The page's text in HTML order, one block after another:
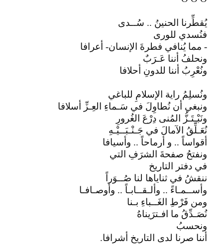
يُقطِّرنا الحنينُ .. سُــدى
فنُسدي للورى
- مما يُنافي فطرةَ الإنسان- أعرافا
ونحلفُ أننا عَـرَبٌ
ونُعْرِبُ أننا للدونِ أحلافا
ونُسلِمُ راية الإسلامِ للباغي
ونبغي أن نُطاوِلَ في سَـماءِ العِـزِّ أسلافا
ونَبْـتَـزُّ المُنى دِرْعَ الغُرورِ
نُعَـلِّقُ الآمالَ في جَـنْـبَــيْـهِ
أقواساً .. و أرماحاً .. وأسيافا
ونفتحُ صفحةَ الشرَفِ التي
في دفتر التاريخ
ننقشُ في ثناياها لنا صُــوَراً
وأســمـاءً .. وألـقــابـاً .. وأوصـافـا
ومن فَرْطِ الغَــباءِ بـنا
نُصَـدِّقُ ما افـترَيناهُ
ونحسبُ
أننا صرنا لدى التاريخ أشرافا.